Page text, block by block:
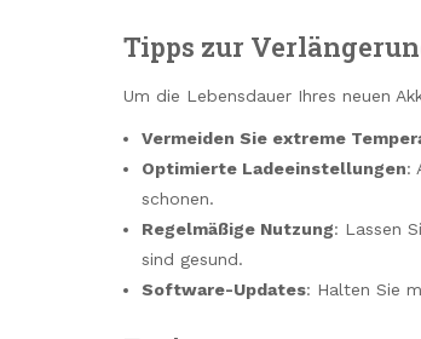
Tipps zur
Um die Lebensdauer Ihres neuen
Vermeiden Sie extreme
Optimierte Ladeeinstellungen:
schonen.
Regelmäßige Nutzung: Lassen
sind gesund.
Software-Updates: Halten Sie